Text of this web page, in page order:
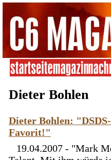
Dieter Bohlen
Dieter Bohlen:
Favorit!"
19.04.2007 - "Mark